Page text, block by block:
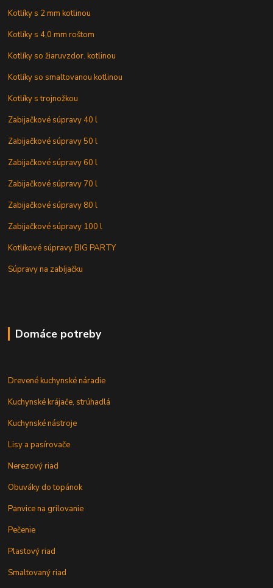
Kotlíky s 2 mm kotlinou
Kotlíky s 4,0 mm roštom
Kotlíky so žiaruvzdor. kotlinou
Kotlíky so smaltovanou kotlinou
Kotlíky s trojnožkou
Zabijačkové súpravy 40 l
Zabijačkové súpravy 50 l
Zabijačkové súpravy 60 l
Zabijačkové súpravy 70 l
Zabijačkové súpravy 80 l
Zabijačkové súpravy 100 l
Kotlíkové súpravy BIG PARTY
Súpravy na zabíjačku
Domáce potreby
Drevené kuchynské náradie
Kuchynské krájače, strúhadlá
Kuchynské nástroje
Lisy a pasírovače
Nerezový riad
Obuváky do topánok
Panvice na grilovanie
Pečenie
Plastový riad
Smaltovaný riad